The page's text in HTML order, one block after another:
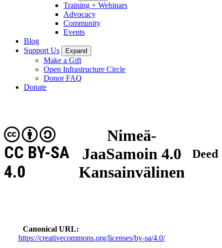
Training + Webinars
Advocacy
Community
Events
Blog
Support Us
Expand
Make a Gift
Open Infrastructure Circle
Donor FAQ
Donate
Nimeä-
JaaSamoin 4.0
Kansainvälinen
CC BY-SA
4.0
Deed
Canonical URL
https://creativecommons.org/licenses/by-sa/4.0/